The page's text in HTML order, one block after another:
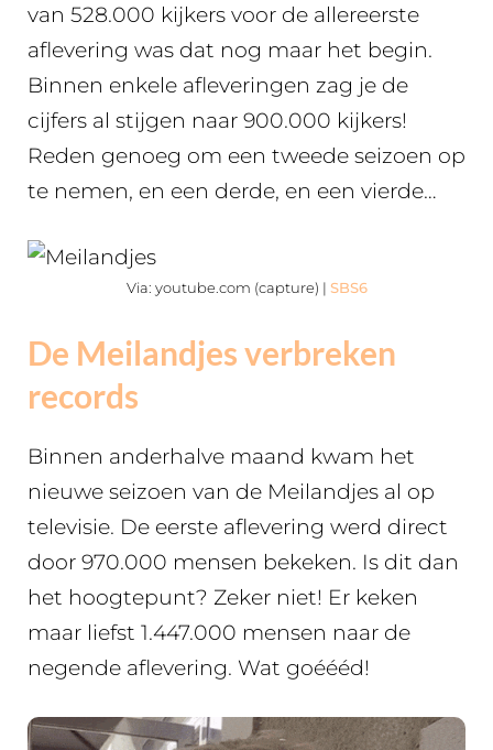
van 528.000 kijkers voor de allereerste
aflevering was dat nog maar het begin.
Binnen enkele afleveringen zag je de
cijfers al stijgen naar 900.000 kijkers!
Reden genoeg om een tweede seizoen op
te nemen, en een derde, en een vierde…
Via: youtube.com (capture) | SBS6
De Meilandjes verbreken
records
Binnen anderhalve maand kwam het
nieuwe seizoen van de Meilandjes al op
televisie. De eerste aflevering werd direct
door 970.000 mensen bekeken. Is dit dan
het hoogtepunt? Zeker niet! Er keken
maar liefst 1.447.000 mensen naar de
negende aflevering. Wat goéééd!